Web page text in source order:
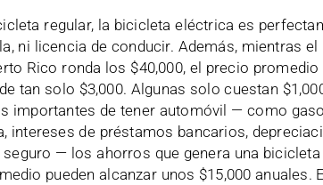
regular, la bicicleta eléctrica es
ni licencia de conducir. Además, mientras
Rico ronda los $40,000, el precio
tan solo $3,000. Algunas solo cuestan
importantes de tener automóvil — como
intereses de préstamos bancarios,
— los ahorros que genera una bicicleta
pueden alcanzar unos $15,000 anuales.